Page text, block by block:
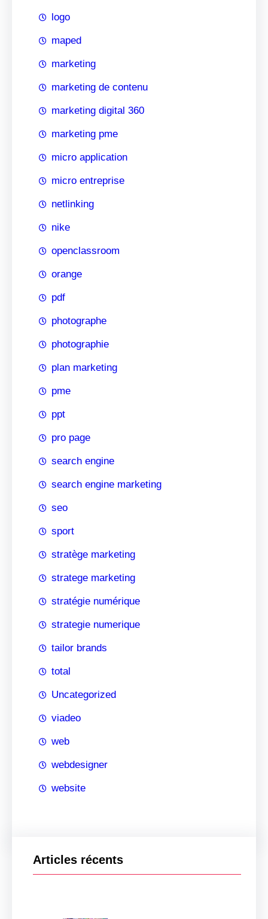
logo
maped
marketing
marketing de contenu
marketing digital 360
marketing pme
micro application
micro entreprise
netlinking
nike
openclassroom
orange
pdf
photographe
photographie
plan marketing
pme
ppt
pro page
search engine
search engine marketing
seo
sport
stratège marketing
stratege marketing
stratégie numérique
strategie numerique
tailor brands
total
Uncategorized
viadeo
web
webdesigner
website
Articles récents